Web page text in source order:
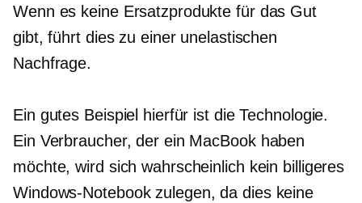
Wenn es keine Ersatzprodukte für das Gut
gibt, führt dies zu einer unelastischen
Nachfrage.
Ein gutes Beispiel hierfür ist die Technologie.
Ein Verbraucher, der ein MacBook haben
möchte, wird sich wahrscheinlich kein billigeres
Windows-Notebook zulegen, da dies keine